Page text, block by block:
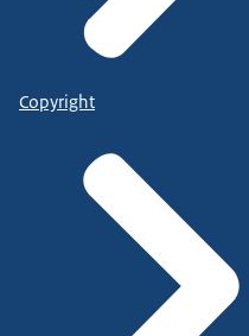
Copyright